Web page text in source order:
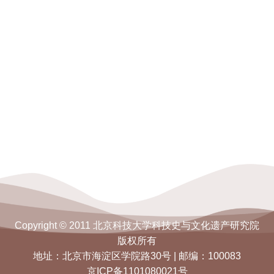
Copyright © 2011 北京科技大学科技史与文化遗产研究院
版权所有
地址：北京市海淀区学院路30号 | 邮编：100083
京ICP备1101080021号